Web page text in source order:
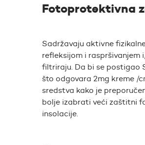
Fotoprotektivna
Sadržavaju aktivne
refleksijom i raspršivanjem
filtriraju. Da bi se postigao
što odgovara 2mg kreme /
sredstva kako je
bolje izabrati veći zaštitni
insolacije.